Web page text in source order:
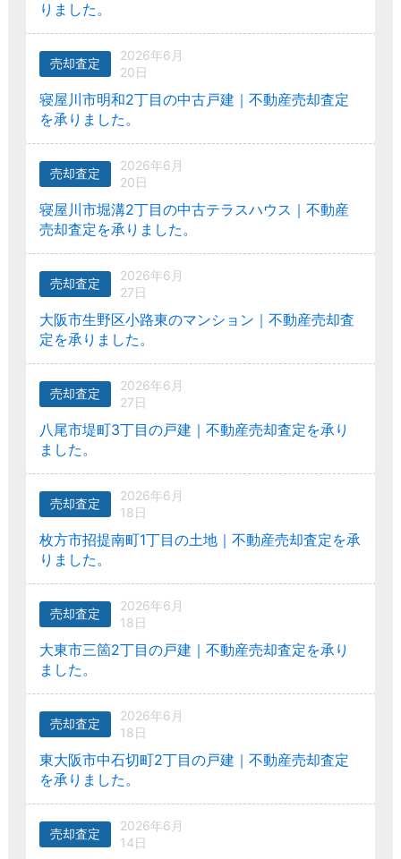
りました。
売却査定
2026年6月
20日
寝屋川市明和2丁目の中古戸建｜不動産売却査定
を承りました。
売却査定
2026年6月
20日
寝屋川市堀溝2丁目の中古テラスハウス｜不動産
売却査定を承りました。
売却査定
2026年6月
27日
大阪市生野区小路東のマンション｜不動産売却査
定を承りました。
売却査定
2026年6月
27日
八尾市堤町3丁目の戸建｜不動産売却査定を承り
ました。
売却査定
2026年6月
18日
枚方市招提南町1丁目の土地｜不動産売却査定を承
りました。
売却査定
2026年6月
18日
大東市三箇2丁目の戸建｜不動産売却査定を承り
ました。
売却査定
2026年6月
18日
東大阪市中石切町2丁目の戸建｜不動産売却査定
を承りました。
売却査定
2026年6月
14日